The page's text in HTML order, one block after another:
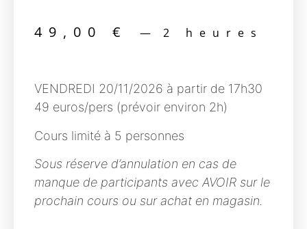
49,00 € 2 heures
VENDREDI 20/11/2026 à partir de 17h30
49 euros/pers (prévoir environ 2h)
Cours limité à 5 personnes
Sous réserve d’annulation en cas de
manque de participants avec AVOIR sur le
prochain cours ou sur achat en magasin.